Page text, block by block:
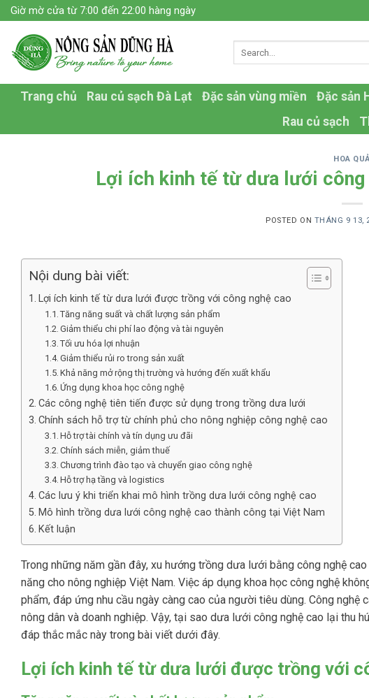
Skip
to
content
Giờ mờ cửa từ 7:00 đến 22:00 hàng ngày
Trang chủ Rau củ sạch Đà Lạt Đặc sản vùng miền Đặc sản
Rau củ sạch
HOA
Lợi ích kinh tế từ dưa lưới công
POSTED ON THÁNG 9 13,
Nội dung bài viết:
Lợi ích kinh tế từ dưa lưới được trồng với công nghệ cao
Tăng năng suất và chất lượng sản phẩm
Giảm thiểu chi phí lao động và tài nguyên
Tối ưu hóa lợi nhuận
Giảm thiểu rủi ro trong sản xuất
Khả năng mở rộng thị trường và hướng đến xuất khẩu
Ứng dụng khoa học công nghệ
Các công nghệ tiên tiến được sử dụng trong trồng dưa lưới
Chính sách hỗ trợ từ chính phủ cho nông nghiệp công nghệ cao
Hỗ trợ tài chính và tín dụng ưu đãi
Chính sách miễn, giảm thuế
Chương trình đào tạo và chuyển giao công nghệ
Hỗ trợ hạ tầng và logistics
Các lưu ý khi triển khai mô hình trồng dưa lưới công nghệ cao
Mô hình trồng dưa lưới công nghệ cao thành công tại Việt Nam
Kết luận
Trong những năm gần đây, xu hướng trồng dưa lưới bằng công nghệ
năng cho nông nghiệp Việt Nam. Việc áp dụng khoa học công nghệ
phẩm, đáp ứng nhu cầu ngày càng cao của người tiêu dùng. Công
nông dân và doanh nghiệp. Vậy, tại sao dưa lưới công nghệ cao lại thu
đáp thắc mắc này trong bài viết dưới đây.
Lợi ích kinh tế từ dưa lưới được trồng với